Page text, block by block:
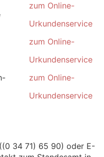
zum Online-
Urkundenservice
zum Online-
Urkundenservice
zum Online-
Urkundenservice
) oder E-